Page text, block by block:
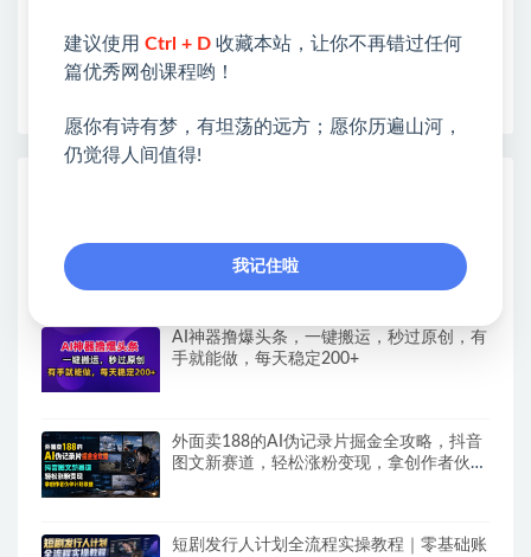
❤如果您也依存于互联网，欢迎加入本站会员，将尽
早为您提供丰盛价值。祝您前程似锦！
日入400+，真正的躺賺项目
AI神器撸爆头条，一键搬运，秒过原创，有
手就能做，每天稳定200+
外面卖188的AI伪记录片掘金全攻略，抖音
图文新赛道，轻松涨粉变现，拿创作者伙伴
短剧发行人计划全流程实操教程｜零基础账
建议使用 Ctrl + D 收藏本站，让你不再错过任何
篇优秀网创课程哟！
愿你有诗有梦，有坦荡的远方；愿你历遍山河，
仍觉得人间值得!
我记住啦